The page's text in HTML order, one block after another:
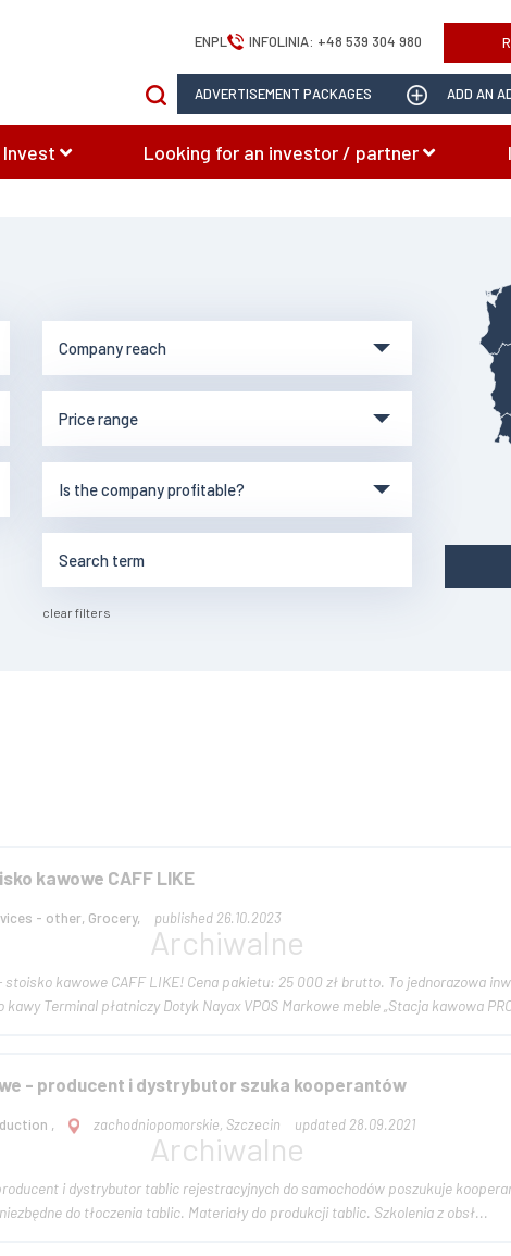
ENPL INFOLINIA: +48 539 304 980
ADVERTISEMENT PACKAGES ADD AN
Looking for an investor / partner
clear filters
kawowe CAFF LIKE
- other, Grocery, published 26.10.2023
kawowe CAFF LIKE! Cena pakietu: 25 000 zł brutto. To jednorazowa inwestycja! Pakiet zawiera: Saeco
Terminal płatniczy Dotyk Nayax VPOS Markowe meble „Stacja kawowa
- producent i dystrybutor szuka kooperantów
, zachodniopomorskie, Szczecin updated 28.09.2021
Maszyny niezbędne do tłoczenia tablic. Materiały do produkcji tablic. Szkolenia z obsł...